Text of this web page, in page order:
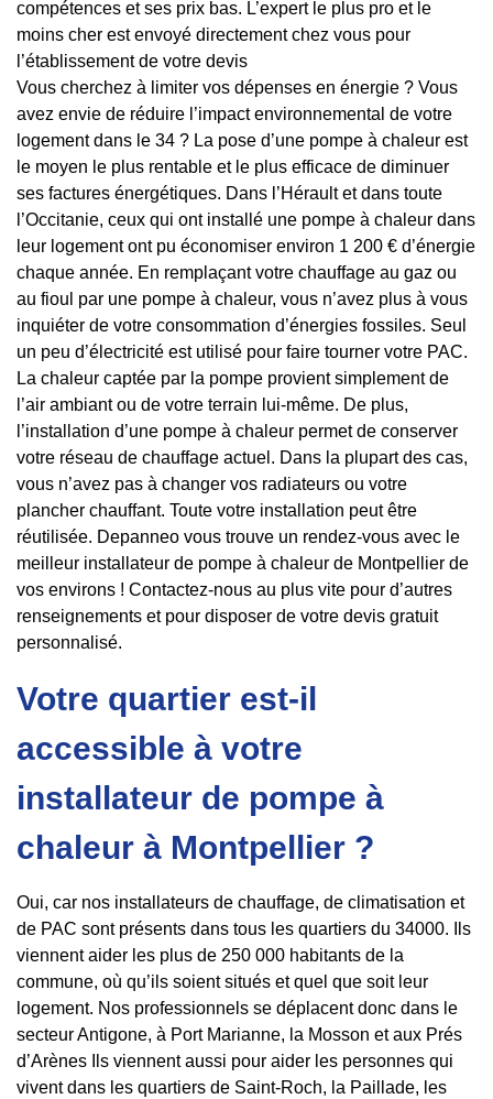
compétences et ses prix bas. L’expert le plus pro et le
moins cher est envoyé directement chez vous pour
l’établissement de votre devis
Vous cherchez à limiter vos dépenses en énergie ? Vous
avez envie de réduire l’impact environnemental de votre
logement dans le 34 ? La pose d’une pompe à chaleur est
le moyen le plus rentable et le plus efficace de diminuer
ses factures énergétiques. Dans l’Hérault et dans toute
l’Occitanie, ceux qui ont installé une pompe à chaleur dans
leur logement ont pu économiser environ 1 200 € d’énergie
chaque année. En remplaçant votre chauffage au gaz ou
au fioul par une pompe à chaleur, vous n’avez plus à vous
inquiéter de votre consommation d’énergies fossiles. Seul
un peu d’électricité est utilisé pour faire tourner votre PAC.
La chaleur captée par la pompe provient simplement de
l’air ambiant ou de votre terrain lui-même. De plus,
l’installation d’une pompe à chaleur permet de conserver
votre réseau de chauffage actuel. Dans la plupart des cas,
vous n’avez pas à changer vos radiateurs ou votre
plancher chauffant. Toute votre installation peut être
réutilisée. Depanneo vous trouve un rendez-vous avec le
meilleur installateur de pompe à chaleur de Montpellier de
vos environs ! Contactez-nous au plus vite pour d’autres
renseignements et pour disposer de votre devis gratuit
personnalisé.
Votre quartier est-il
accessible à votre
installateur de pompe à
chaleur à Montpellier ?
Oui, car nos installateurs de chauffage, de climatisation et
de PAC sont présents dans tous les quartiers du 34000. Ils
viennent aider les plus de 250 000 habitants de la
commune, où qu’ils soient situés et quel que soit leur
logement. Nos professionnels se déplacent donc dans le
secteur Antigone, à Port Marianne, la Mosson et aux Prés
d’Arènes Ils viennent aussi pour aider les personnes qui
vivent dans les quartiers de Saint-Roch, la Paillade, les